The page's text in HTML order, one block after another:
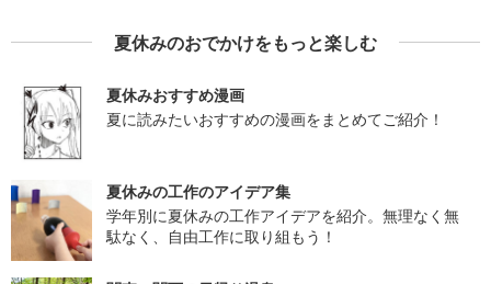
夏休みのおでかけをもっと楽しむ
夏休みおすすめ漫画
夏に読みたいおすすめの漫画をまとめてご紹介！
夏休みの工作のアイデア集
学年別に夏休みの工作アイデアを紹介。無理なく無
駄なく、自由工作に取り組もう！